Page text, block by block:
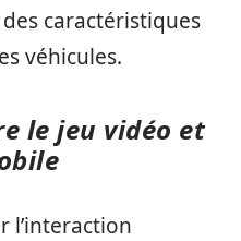
caractéristiques
véhicules.
le jeu vidéo et
l’interaction